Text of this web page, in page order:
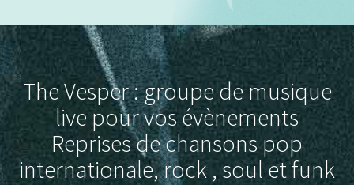
The Vesper : groupe de musique
live pour vos évènements
Reprises de chansons pop
internationale, rock , soul et funk